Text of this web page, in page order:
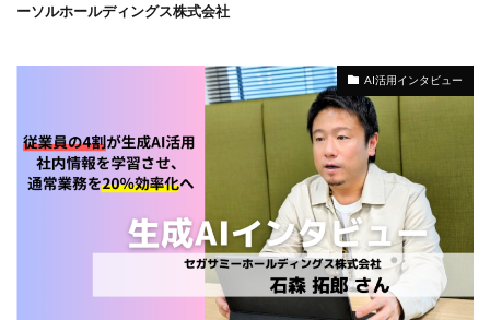
ーソルホールディングス株式会社
AI活用インタビュー